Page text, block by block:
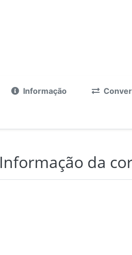
Informação
Informação da